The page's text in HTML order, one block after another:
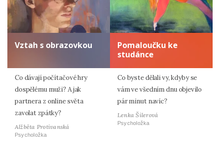
Vztah s obrazovkou
Co dávají počítačové hry
dospělému muži? A jak
partnera z online světa
zavolat zpátky?
Alžběta Protivanská
Psycholožka
Pomaloučku ke
studánce
Co byste dělali vy, kdyby se
vám ve všedním dnu objevilo
pár minut navíc?
Lenka Šilerová
Psycholožka